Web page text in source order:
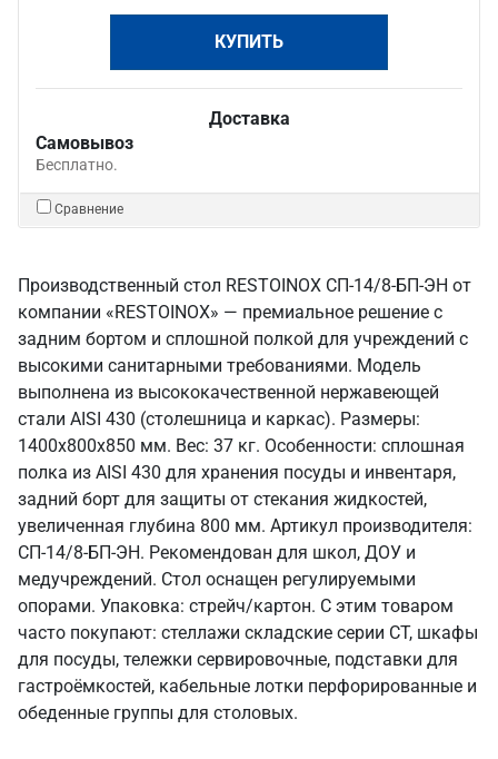
КУПИТЬ
Доставка
Самовывоз
Бесплатно.
Сравнение
Производственный стол RESTOINOX СП-14/8-БП-ЭН от
компании «RESTOINOX» — премиальное решение с
задним бортом и сплошной полкой для учреждений с
высокими санитарными требованиями. Модель
выполнена из высококачественной нержавеющей
стали AISI 430 (столешница и каркас). Размеры:
1400x800x850 мм. Вес: 37 кг. Особенности: сплошная
полка из AISI 430 для хранения посуды и инвентаря,
задний борт для защиты от стекания жидкостей,
увеличенная глубина 800 мм. Артикул производителя:
СП-14/8-БП-ЭН. Рекомендован для школ, ДОУ и
медучреждений. Стол оснащен регулируемыми
опорами. Упаковка: стрейч/картон. С этим товаром
часто покупают: стеллажи складские серии СТ, шкафы
для посуды, тележки сервировочные, подставки для
гастроёмкостей, кабельные лотки перфорированные и
обеденные группы для столовых.